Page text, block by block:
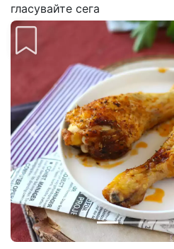
гласувайте сега
Предишен